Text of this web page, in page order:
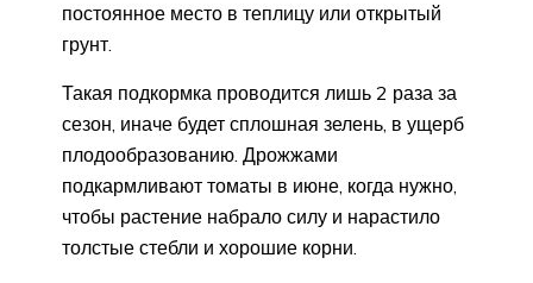
постоянное место в теплицу или открытый
грунт.
Такая подкормка проводится лишь 2 раза за
сезон, иначе будет сплошная зелень, в ущерб
плодообразованию. Дрожжами
подкармливают томаты в июне, когда нужно,
чтобы растение набрало силу и нарастило
толстые стебли и хорошие корни.